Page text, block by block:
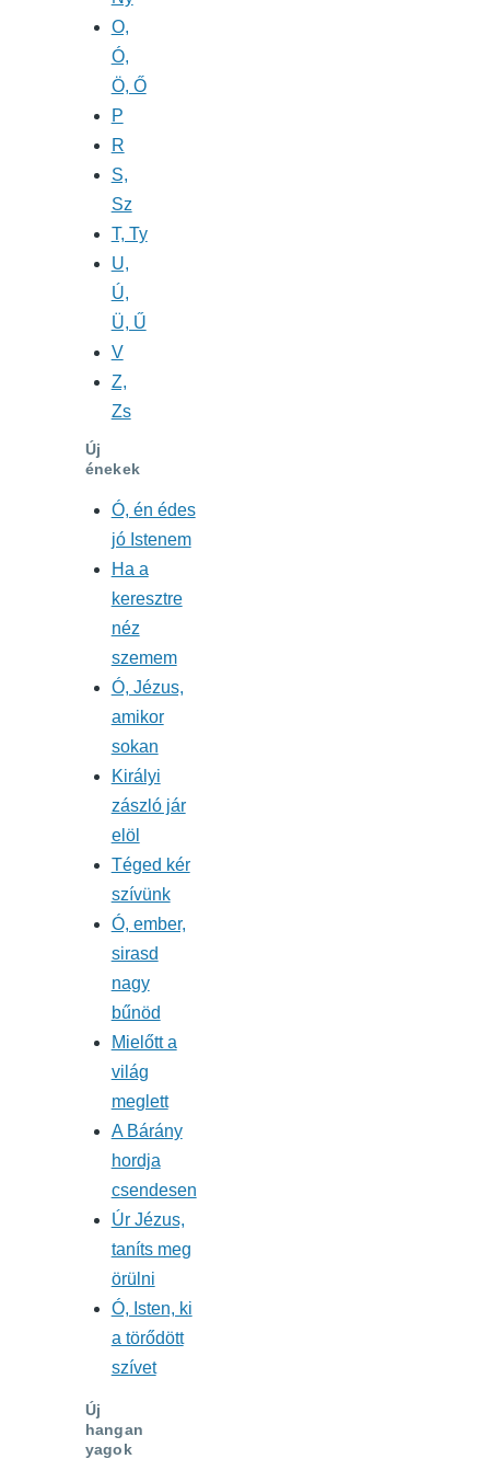
O,
Ó,
Ö, Ő
P
R
S,
Sz
T, Ty
U,
Ú,
Ü, Ű
V
Z,
Zs
Új
énekek
Ó, én édes
jó Istenem
Ha a
keresztre
néz
szemem
Ó, Jézus,
amikor
sokan
Királyi
zászló jár
elöl
Téged kér
szívünk
Ó, ember,
sirasd
nagy
bűnöd
Mielőtt a
világ
meglett
A Bárány
hordja
csendesen
Úr Jézus,
taníts meg
örülni
Ó, Isten, ki
a törődött
szívet
Új
hangan
yagok